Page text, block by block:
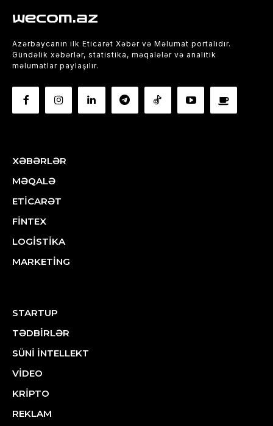
wecom.az
Azərbaycanın ilk Eticarət Xəbər və Məlumat portalıdır.
Gündəlik xəbərlər, statistika, məqalələr və analitik
məlumatlar paylaşılır.
XƏBƏRLƏR
MƏQALƏ
ETİCARƏT
FİNTEX
LOGİSTİKA
MARKETİNG
STARTUP
TƏDBİRLƏR
SÜNİ İNTELLEKT
VİDEO
KRİPTO
REKLAM